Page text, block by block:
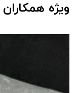
ویژه همکاران